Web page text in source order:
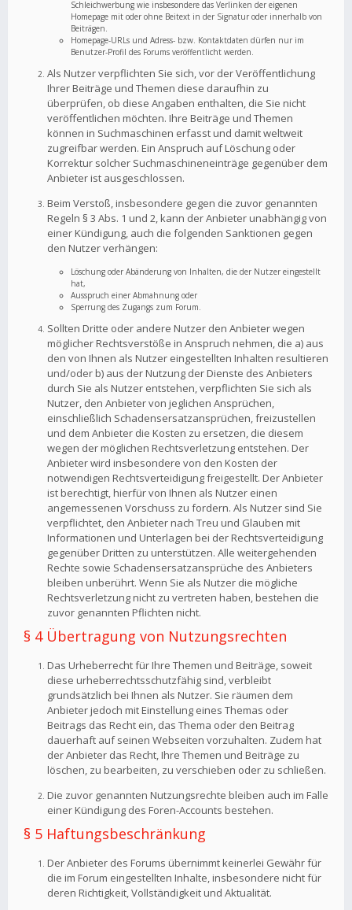
Schleichwerbung wie insbesondere das Verlinken der eigenen
Homepage mit oder ohne Beitext in der Signatur oder innerhalb von
Beiträgen.
Homepage-URLs und Adress- bzw. Kontaktdaten dürfen nur im
Benutzer-Profil des Forums veröffentlicht werden.
Als Nutzer verpflichten Sie sich, vor der Veröffentlichung
Ihrer Beiträge und Themen diese daraufhin zu
überprüfen, ob diese Angaben enthalten, die Sie nicht
veröffentlichen möchten. Ihre Beiträge und Themen
können in Suchmaschinen erfasst und damit weltweit
zugreifbar werden. Ein Anspruch auf Löschung oder
Korrektur solcher Suchmaschineneinträge gegenüber dem
Anbieter ist ausgeschlossen.
Beim Verstoß, insbesondere gegen die zuvor genannten
Regeln § 3 Abs. 1 und 2, kann der Anbieter unabhängig von
einer Kündigung, auch die folgenden Sanktionen gegen
den Nutzer verhängen:
Löschung oder Abänderung von Inhalten, die der Nutzer eingestellt
hat,
Ausspruch einer Abmahnung oder
Sperrung des Zugangs zum Forum.
Sollten Dritte oder andere Nutzer den Anbieter wegen
möglicher Rechtsverstöße in Anspruch nehmen, die a) aus
den von Ihnen als Nutzer eingestellten Inhalten resultieren
und/oder b) aus der Nutzung der Dienste des Anbieters
durch Sie als Nutzer entstehen, verpflichten Sie sich als
Nutzer, den Anbieter von jeglichen Ansprüchen,
einschließlich Schadensersatzansprüchen, freizustellen
und dem Anbieter die Kosten zu ersetzen, die diesem
wegen der möglichen Rechtsverletzung entstehen. Der
Anbieter wird insbesondere von den Kosten der
notwendigen Rechtsverteidigung freigestellt. Der Anbieter
ist berechtigt, hierfür von Ihnen als Nutzer einen
angemessenen Vorschuss zu fordern. Als Nutzer sind Sie
verpflichtet, den Anbieter nach Treu und Glauben mit
Informationen und Unterlagen bei der Rechtsverteidigung
gegenüber Dritten zu unterstützen. Alle weitergehenden
Rechte sowie Schadensersatzansprüche des Anbieters
bleiben unberührt. Wenn Sie als Nutzer die mögliche
Rechtsverletzung nicht zu vertreten haben, bestehen die
zuvor genannten Pflichten nicht.
§ 4 Übertragung von Nutzungsrechten
Das Urheberrecht für Ihre Themen und Beiträge, soweit
diese urheberrechtsschutzfähig sind, verbleibt
grundsätzlich bei Ihnen als Nutzer. Sie räumen dem
Anbieter jedoch mit Einstellung eines Themas oder
Beitrags das Recht ein, das Thema oder den Beitrag
dauerhaft auf seinen Webseiten vorzuhalten. Zudem hat
der Anbieter das Recht, Ihre Themen und Beiträge zu
löschen, zu bearbeiten, zu verschieben oder zu schließen.
Die zuvor genannten Nutzungsrechte bleiben auch im Falle
einer Kündigung des Foren-Accounts bestehen.
§ 5 Haftungsbeschränkung
Der Anbieter des Forums übernimmt keinerlei Gewähr für
die im Forum eingestellten Inhalte, insbesondere nicht für
deren Richtigkeit, Vollständigkeit und Aktualität.